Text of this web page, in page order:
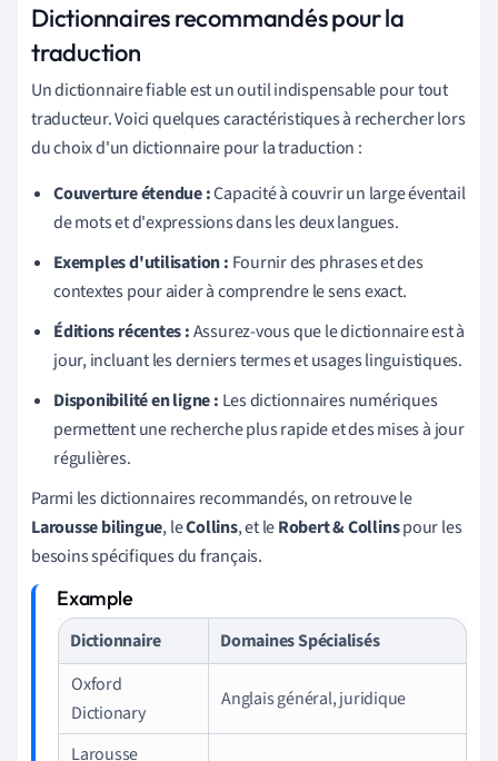
Dictionnaires recommandés pour la
traduction
Un dictionnaire fiable est un outil indispensable pour tout
traducteur. Voici quelques caractéristiques à rechercher lors
du choix d'un dictionnaire pour la traduction :
Couverture étendue :Capacité à couvrir un large éventail
de mots et d'expressions dans les deux langues.
Exemples d'utilisation : Fournir des phrases et des
contextes pour aider à comprendre le sens exact.
Éditions récentes :Assurez-vous que le dictionnaire est à
jour, incluant les derniers termes et usages linguistiques.
Disponibilité en ligne : Les dictionnaires numériques
permettent une recherche plus rapide et des mises à jour
régulières.
Parmi les dictionnaires recommandés, on retrouve le
Larousse bilingue, leCollins, et leRobert & Collinspour les
besoins spécifiques du français.
Dictionnaire
Domaines Spécialisés
Oxford
Dictionary
Anglais général, juridique
Larousse